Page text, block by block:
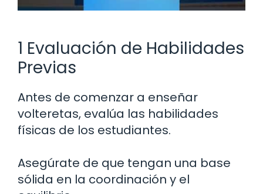
1 Evaluación de Habilidades
Previas
Antes de comenzar a enseñar
volteretas, evalúa las habilidades
físicas de los estudiantes.
Asegúrate de que tengan una base
sólida en la coordinación y el